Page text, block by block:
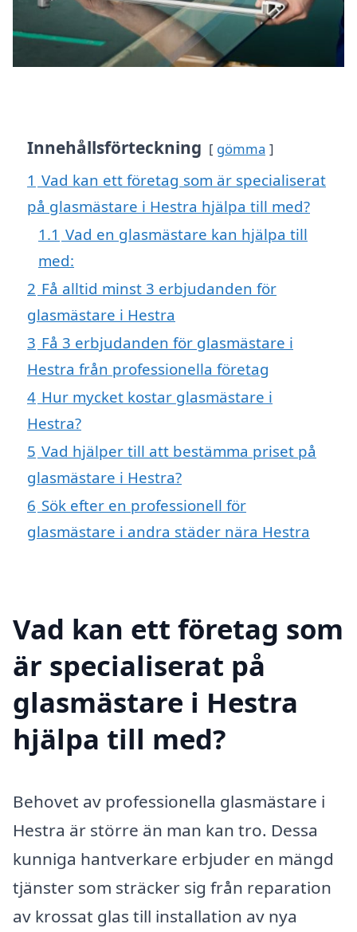
Innehållsförteckning gömma
1 Vad kan ett företag som är specialiserat
på glasmästare i Hestra hjälpa till med?
1.1 Vad en glasmästare kan hjälpa till
med:
2 Få alltid minst 3 erbjudanden för
glasmästare i Hestra
3 Få 3 erbjudanden för glasmästare i
Hestra från professionella företag
4 Hur mycket kostar glasmästare i
Hestra?
5 Vad hjälper till att bestämma priset på
glasmästare i Hestra?
6 Sök efter en professionell för
glasmästare i andra städer nära Hestra
Vad kan ett företag som
är specialiserat på
glasmästare i Hestra
hjälpa till med?
Behovet av professionella glasmästare i
Hestra är större än man kan tro. Dessa
kunniga hantverkare erbjuder en mängd
tjänster som sträcker sig från reparation
av krossat glas till installation av nya